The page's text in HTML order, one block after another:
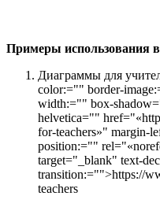
Примеры использования в
Диаграммы для
color:="" border-
width:="" box-
helvetica=""
for-teachers»" margin-
position:=""
target="_blank" text-
transition:="">https://
teachers